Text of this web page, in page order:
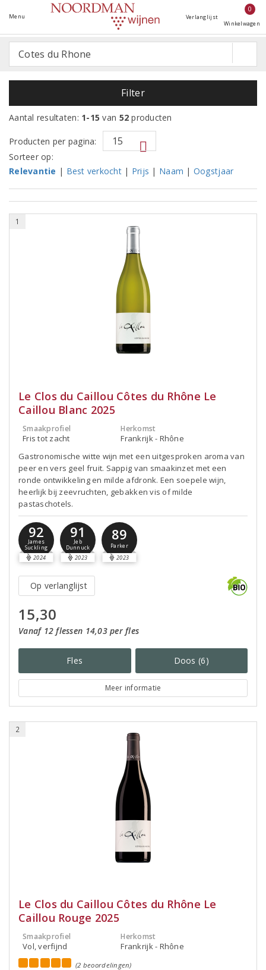
Menu Verlanglijst
0
Winkelwagen
Filter
Aantal resultaten: 1-15 van 52 producten
Producten per pagina:
Sorteer op:
Relevantie | Best verkocht | Prijs | Naam | Oogstjaar
1
Le Clos du Caillou Côtes du Rhône Le
Caillou Blanc 2025
Smaakprofiel
Fris tot zacht
Herkomst
Frankrijk - Rhône
Gastronomische witte wijn met een uitgesproken aroma van
peer en vers geel fruit. Sappig van smaakinzet met een
ronde ontwikkeling en milde afdronk. Een soepele wijn,
heerlijk bij zeevruchten, gebakken vis of milde
pastaschotels.
92
James
Suckling
2024
91
Jeb
Dunnuck
2023
89
Parker
2023
Op verlanglijst
15,30
Vanaf 12 flessen 14,03 per fles
Fles Doos (6)
Meer informatie
2
Le Clos du Caillou Côtes du Rhône Le
Caillou Rouge 2025
Smaakprofiel
Vol, verfijnd
Herkomst
Frankrijk - Rhône
(2 beoordelingen)